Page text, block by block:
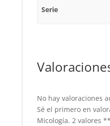
Serie
No hay valoraciones
Sé el primero en
Micología. 2 valores